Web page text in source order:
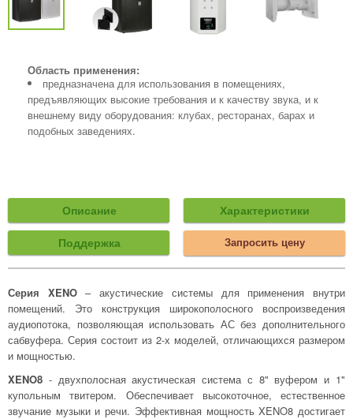
Область применения:
предназначена для использования в помещениях,
предъявляющих высокие требования и к качеству звука, и к
внешнему виду оборудования: клубах, ресторанах, барах и
подобных заведениях.
Описание Характеристики
Поддержка Запросить цену
Серия XENO– акустические системы для применения внутри
помещений. Это конструкция широкополосного воспроизведения
аудиопотока, позволяющая использовать АС без дополнительного
сабвуфера. Серия состоит из 2-х моделей, отличающихся размером
и мощностью.
XENO8 - двухполосная акустическая система с 8" вуфером и 1"
купольным твитером. Обеспечивает высокоточное, естественное
звучание музыки и речи. Эффективная мощность XENO8 достигает